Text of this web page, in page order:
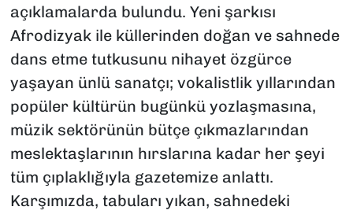
açıklamalarda bulundu. Yeni şarkısı
Afrodizyakile küllerinden doğan ve sahnede
dans etme tutkusunu nihayet özgürce
yaşayan ünlü sanatçı; vokalistlik yıllarından
popüler kültürün bugünkü yozlaşmasına,
müzik sektörünün bütçe çıkmazlarından
meslektaşlarının hırslarına kadar her şeyi
tüm çıplaklığıyla gazetemize anlattı.
Karşımızda, tabuları yıkan, sahnedeki